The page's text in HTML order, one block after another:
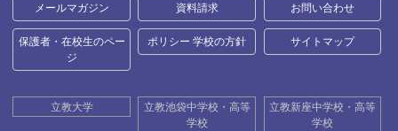
メールマガジン 資料請求 お問い合わせ
保護者・在校生のペー
ジ
ポリシー 学校の方針 サイトマップ
立教大学
立教池袋中学校・高等
学校
立教新座中学校・高等
学校